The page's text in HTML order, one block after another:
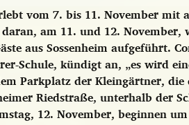
vom 7. bis 11. November mit
am 11. und 12.
aus Sossenheim aufgeführt.
Schule, kündigt an, „es wird
Parkplatz der Kleingärtner,
Riedstraße, unterhalb der
12. November, beginnen